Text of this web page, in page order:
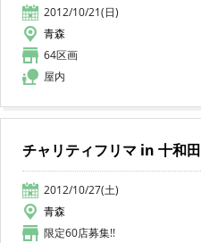
2012/10/21(日)
青森
64区画
屋内
チャリティフリマ in 十和田
2012/10/27(土)
青森
限定60店募集!!